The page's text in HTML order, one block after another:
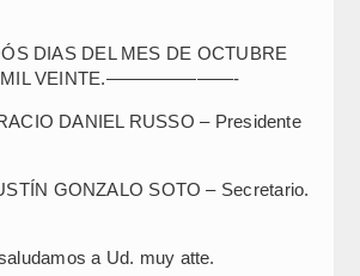
DIAS DEL MES DE OCTUBRE
MIL VEINTE.———————-
DANIEL RUSSO – Presidente
GONZALO SOTO – Secretario.
a Ud. muy atte.